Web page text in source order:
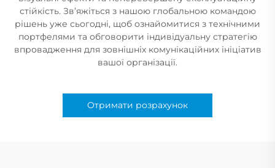
стійкість. Зв’яжіться з нашою глобальною командою
рішень уже сьогодні, щоб ознайомитися з технічними
портфелями та обговорити індивідуальну стратегію
впровадження для зовнішніх комунікаційних ініціатив
вашої організації.
Отримати розрахунок